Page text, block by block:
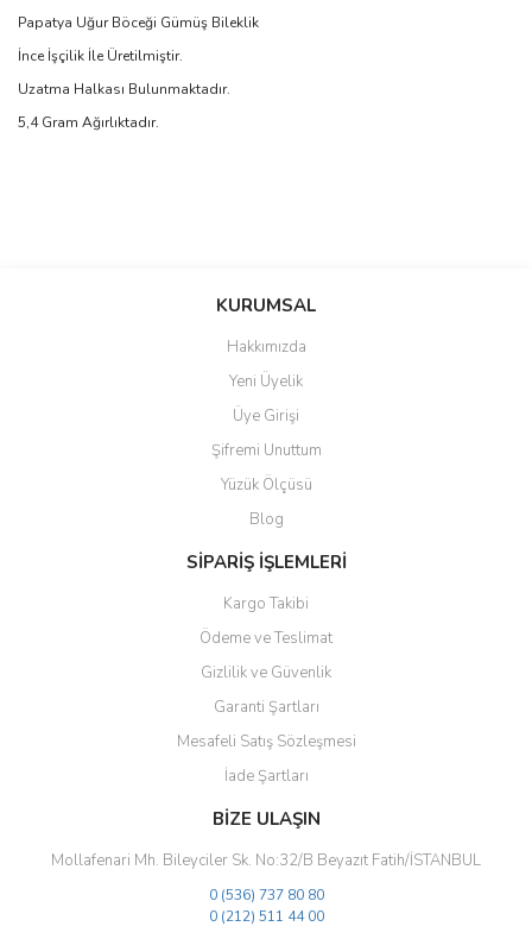
Papatya Uğur Böceği Gümüş Bileklik
İnce İşçilik İle Üretilmiştir.
Uzatma Halkası Bulunmaktadır.
5,4 Gram Ağırlıktadır.
Bu ürüne ilk yorumu siz yapın!
Yorum Yaz
Ürün resmi kalitesiz, bozuk veya görüntülenemiyor.
Ürün açıklamasında eksik bilgiler bulunuyor.
Ürün bilgilerinde hatalar bulunuyor.
Ürün fiyatı diğer sitelerden daha pahalı.
Bu ürüne benzer farklı alternatifler olmalı.
Gönder
KURUMSAL
Hakkımızda
Yeni Üyelik
Üye Girişi
Şifremi Unuttum
Yüzük Ölçüsü
Blog
SİPARİŞ İŞLEMLERİ
Kargo Takibi
Ödeme ve Teslimat
Gizlilik ve Güvenlik
Garanti Şartları
Mesafeli Satış Sözleşmesi
İade Şartları
BİZE ULAŞIN
Mollafenari Mh. Bileyciler Sk. No:32/B Beyazıt Fatih/İSTANBUL
0 (536) 737 80 80
0 (212) 511 44 00